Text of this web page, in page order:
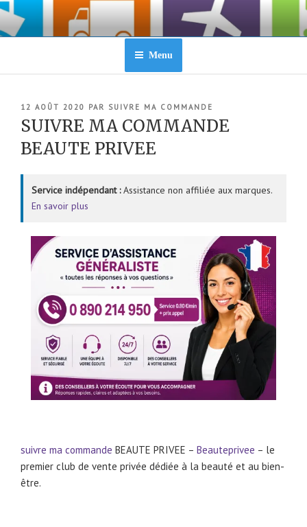
Aller
contenu
Menu
PUBLIÉ
LE
12 AOÛT 2020 PAR SUIVRE MA COMMANDE
SUIVRE MA COMMANDE
BEAUTE PRIVEE
Service indépendant :Assistance non affiliée aux marques.
En savoir plus
suivre ma commande BEAUTE PRIVEE – Beauteprivee – le
premier club de vente privée dédiée à la beauté et au bien-
être.